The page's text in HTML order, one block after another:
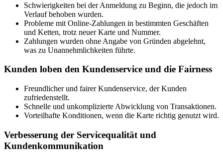
Schwierigkeiten bei der Anmeldung zu Beginn, die jedoch im
Verlauf behoben wurden.
Probleme mit Online-Zahlungen in bestimmten Geschäften
und Ketten, trotz neuer Karte und Nummer.
Zahlungen wurden ohne Angabe von Gründen abgelehnt,
was zu Unannehmlichkeiten führte.
Kunden loben den Kundenservice und die Fairness
Freundlicher und fairer Kundenservice, der Kunden
zufriedenstellt.
Schnelle und unkomplizierte Abwicklung von Transaktionen.
Vorteilhafte Konditionen, wenn die Karte richtig genutzt wird.
Verbesserung der Servicequalität und
Kundenkommunikation